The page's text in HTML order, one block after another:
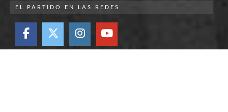
EL PARTIDO EN LAS REDES